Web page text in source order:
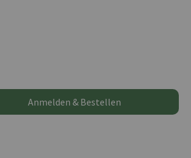
Anmelden & Bestellen